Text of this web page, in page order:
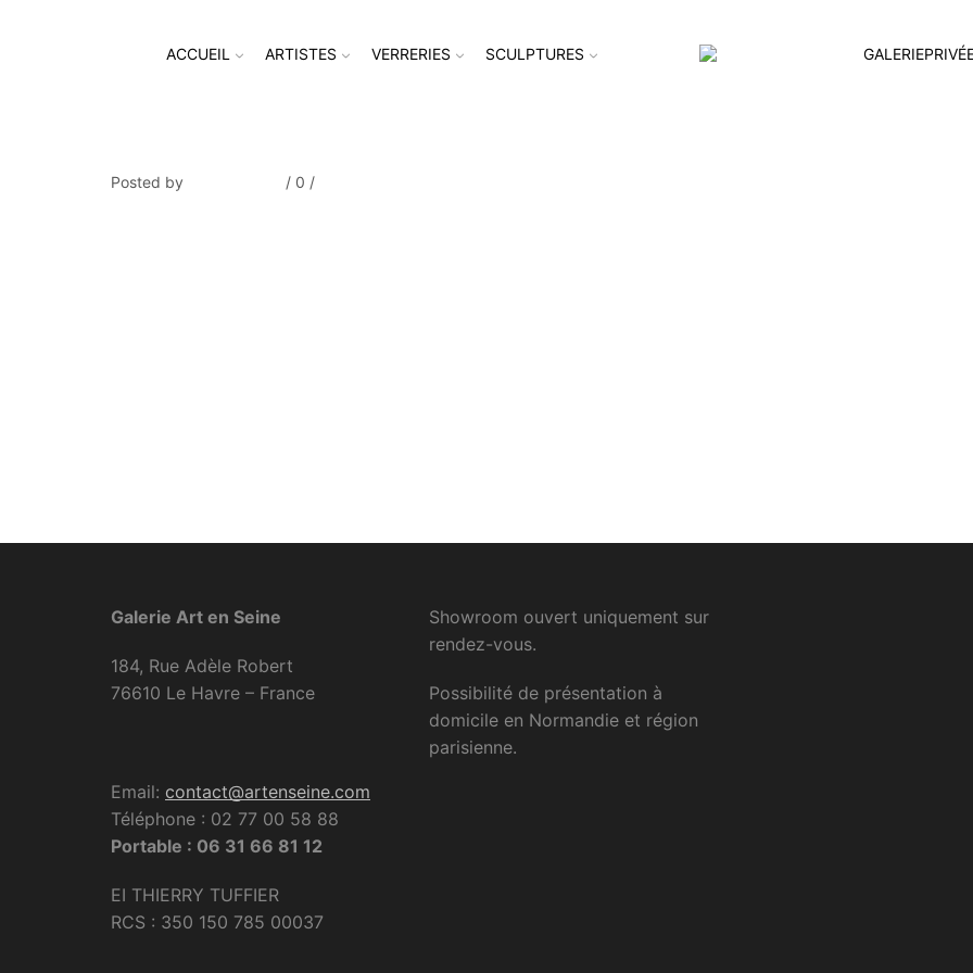
ACCUEIL ARTISTES VERRERIES SCULPTURES
Posted by / 0 /
Galerie Art en Seine
184, Rue Adèle Robert
76610 Le Havre – France
Email: contact@artenseine.com
Téléphone : 02 77 00 58 88
Portable : 06 31 66 81 12
EI THIERRY TUFFIER
RCS : 350 150 785 00037
Showroom ouvert uniquement sur
rendez-vous.
Possibilité de présentation à
domicile en Normandie et région
parisienne.